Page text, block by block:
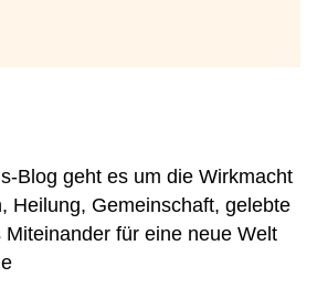
Blog geht es um die Wirkmacht
Heilung, Gemeinschaft, gelebte
für eine neue Welt